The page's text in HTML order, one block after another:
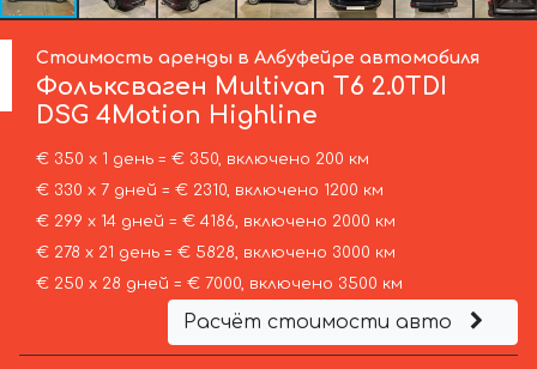
Стоимость аренды в Албуфейре автомобиля
Фольксваген Multivan T6 2.0TDI
DSG 4Motion Highline
€ 350 х 1 день = € 350, включено 200 км
€ 330 х 7 дней = € 2310, включено 1200 км
€ 299 х 14 дней = € 4186, включено 2000 км
€ 278 х 21 день = € 5828, включено 3000 км
€ 250 х 28 дней = € 7000, включено 3500 км
Расчёт стоимости авто